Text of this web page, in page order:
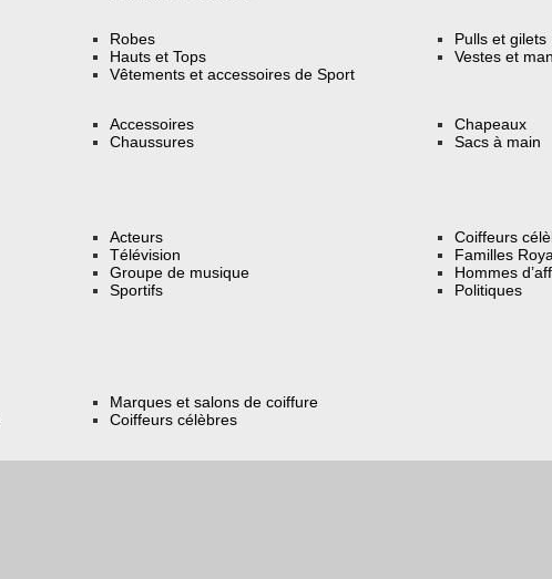
Robes
Hauts et Tops
Vêtements et accessoires de Sport
Pulls et gilets
Vestes et
Accessoires
Chaussures
Chapeaux
Sacs à main
Acteurs
Télévision
Groupe de musique
Sportifs
Coiffeurs
Familles
Hommes
Politiques
Marques et salons de coiffure
Coiffeurs célèbres